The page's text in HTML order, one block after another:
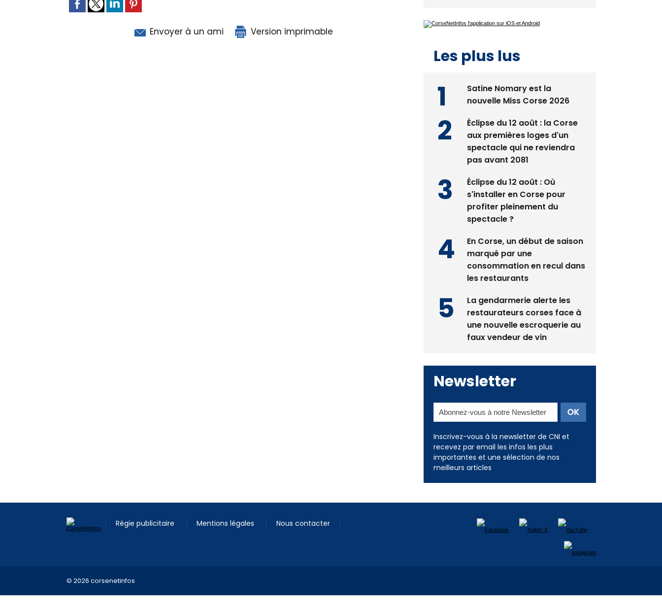
Envoyer à un ami Version imprimable
nouvelle Miss Corse 2026
Éclipse du 12 août : la Corse
aux premières loges d'un
pas avant 2081
Éclipse du 12 août : Où
s'installer en Corse pour
spectacle ?
En Corse, un début de saison
marqué par une
les restaurants
La gendarmerie alerte les
restaurateurs corses face à
Newsletter
Inscrivez-vous à la newsletter de CNI et
recevez par email les infos les plus